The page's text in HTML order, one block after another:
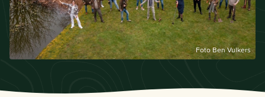
Foto Ben Vulkers